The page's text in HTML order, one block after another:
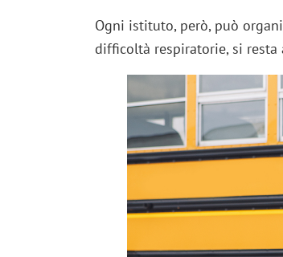
Ogni istituto, però, può
difficoltà respiratorie, si resta